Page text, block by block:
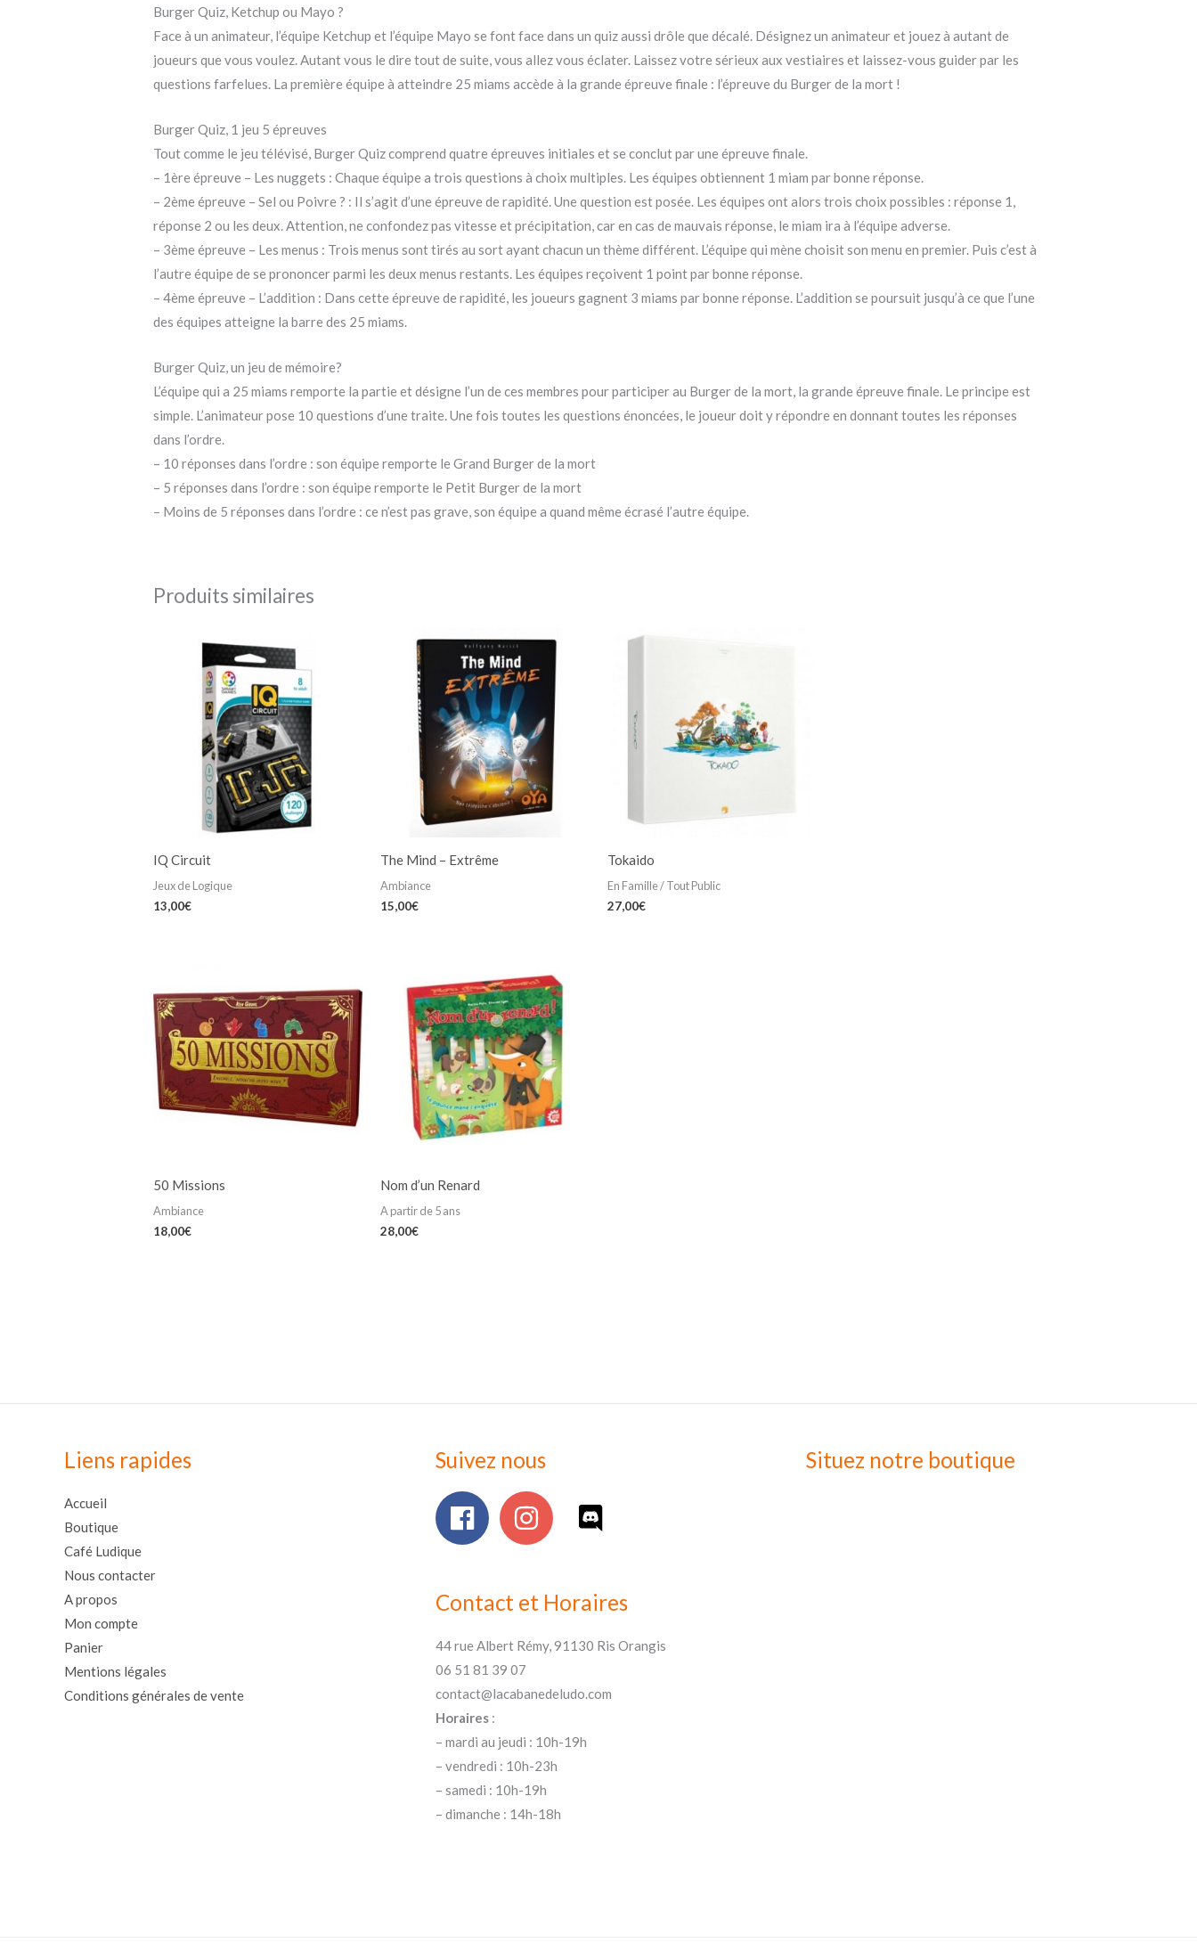
Burger Quiz, Ketchup ou Mayo ?
Face à un animateur, l’équipe Ketchup et l’équipe Mayo se font face dans un quiz aussi drôle que décalé. Désignez un animateur et jouez à autant de
joueurs que vous voulez. Autant vous le dire tout de suite, vous allez vous éclater. Laissez votre sérieux aux vestiaires et laissez-vous guider par les
questions farfelues. La première équipe à atteindre 25 miams accède à la grande épreuve finale : l’épreuve du Burger de la mort !
Burger Quiz, 1 jeu 5 épreuves
Tout comme le jeu télévisé, Burger Quiz comprend quatre épreuves initiales et se conclut par une épreuve finale.
– 1ère épreuve – Les nuggets : Chaque équipe a trois questions à choix multiples. Les équipes obtiennent 1 miam par bonne réponse.
– 2ème épreuve – Sel ou Poivre ? : Il s’agit d’une épreuve de rapidité. Une question est posée. Les équipes ont alors trois choix possibles : réponse 1,
réponse 2 ou les deux. Attention, ne confondez pas vitesse et précipitation, car en cas de mauvais réponse, le miam ira à l’équipe adverse.
– 3ème épreuve – Les menus : Trois menus sont tirés au sort ayant chacun un thème différent. L’équipe qui mène choisit son menu en premier. Puis c’est à
l’autre équipe de se prononcer parmi les deux menus restants. Les équipes reçoivent 1 point par bonne réponse.
– 4ème épreuve – L’addition : Dans cette épreuve de rapidité, les joueurs gagnent 3 miams par bonne réponse. L’addition se poursuit jusqu’à ce que l’une
des équipes atteigne la barre des 25 miams.
Burger Quiz, un jeu de mémoire?
L’équipe qui a 25 miams remporte la partie et désigne l’un de ces membres pour participer au Burger de la mort, la grande épreuve finale. Le principe est
simple. L’animateur pose 10 questions d’une traite. Une fois toutes les questions énoncées, le joueur doit y répondre en donnant toutes les réponses
dans l’ordre.
– 10 réponses dans l’ordre : son équipe remporte le Grand Burger de la mort
– 5 réponses dans l’ordre : son équipe remporte le Petit Burger de la mort
– Moins de 5 réponses dans l’ordre : ce n’est pas grave, son équipe a quand même écrasé l’autre équipe.
Produits similaires
IQ Circuit
Jeux de Logique
13,00€
The Mind – Extrême
Ambiance
15,00€
Tokaido
En Famille / Tout Public
27,00€
50 Missions
Ambiance
18,00€
Nom d’un Renard
A partir de 5 ans
28,00€
Liens rapides
Accueil
Boutique
Café Ludique
Nous contacter
A propos
Mon compte
Panier
Mentions légales
Conditions générales de vente
Suivez nous
Contact et Horaires
44 rue Albert Rémy, 91130 Ris Orangis
06 51 81 39 07
contact@lacabanedeludo.com
Horaires:
– mardi au jeudi : 10h-19h
– vendredi : 10h-23h
– samedi : 10h-19h
– dimanche : 14h-18h
Situez notre boutique